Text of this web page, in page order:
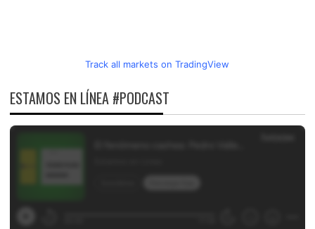
Track all markets on TradingView
ESTAMOS EN LÍNEA #PODCAST